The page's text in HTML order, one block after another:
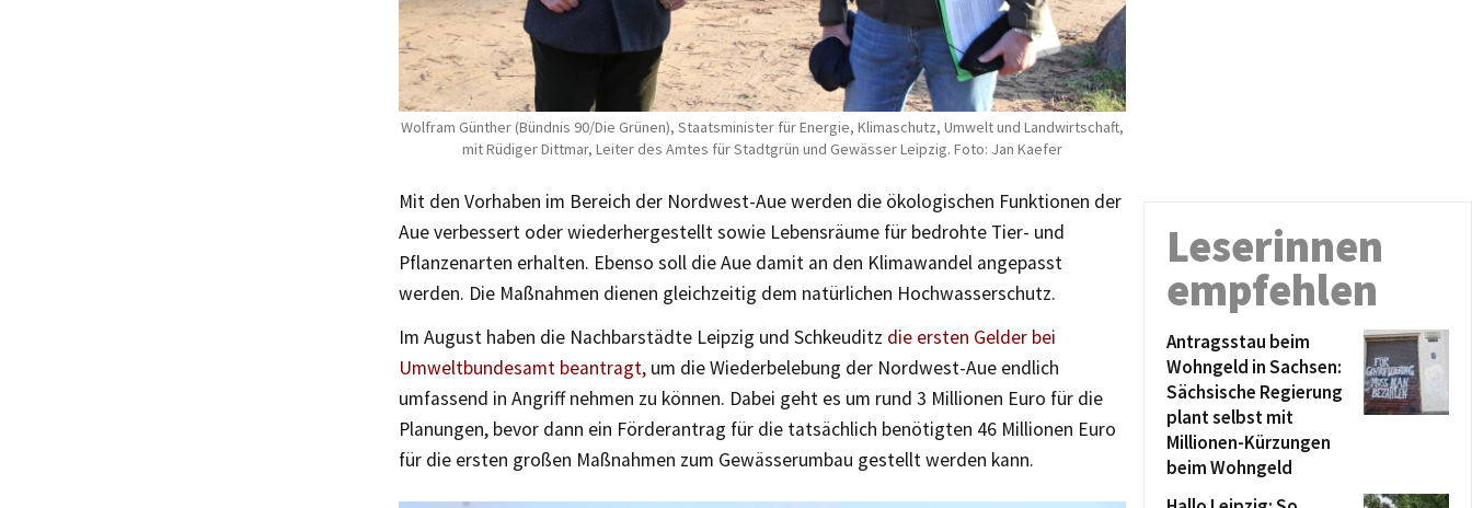
Wolfram Günther (Bündnis 90/Die Grünen), Staatsminister für Energie, Klimaschutz, Umwelt und Landwirtschaft,
mit Rüdiger Dittmar, Leiter des Amtes für Stadtgrün und Gewässer Leipzig. Foto: Jan Kaefer
Mit den Vorhaben im Bereich der Nordwest-Aue werden die ökologischen Funktionen der
Aue verbessert oder wiederhergestellt sowie Lebensräume für bedrohte Tier- und
Pflanzenarten erhalten. Ebenso soll die Aue damit an den Klimawandel angepasst
werden. Die Maßnahmen dienen gleichzeitig dem natürlichen Hochwasserschutz.
Im August haben die Nachbarstädte Leipzig und Schkeuditz die ersten Gelder bei
Umweltbundesamt beantragt, um die Wiederbelebung der Nordwest-Aue endlich
umfassend in Angriff nehmen zu können. Dabei geht es um rund 3 Millionen Euro für die
Planungen, bevor dann ein Förderantrag für die tatsächlich benötigten 46 Millionen Euro
für die ersten großen Maßnahmen zum Gewässerumbau gestellt werden kann.
Leserinnen
empfehlen
Antragsstau beim
Wohngeld in Sachsen:
Sächsische Regierung
plant selbst mit
Millionen-Kürzungen
beim Wohngeld